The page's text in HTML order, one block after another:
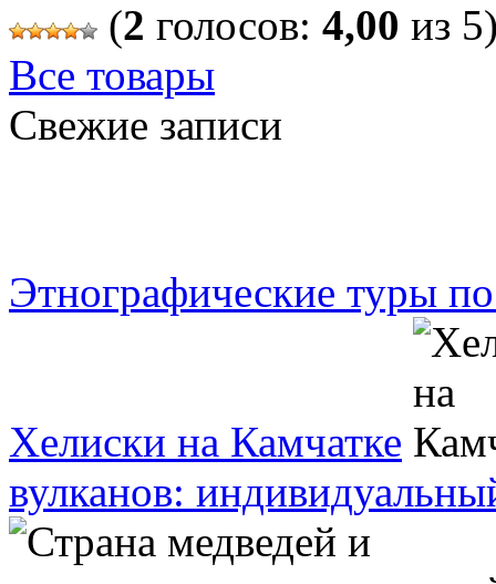
(2 голосов: 4,00 из
Все товары
Свежие записи
Этнографические туры
Хелиски на Камчатке
вулканов: